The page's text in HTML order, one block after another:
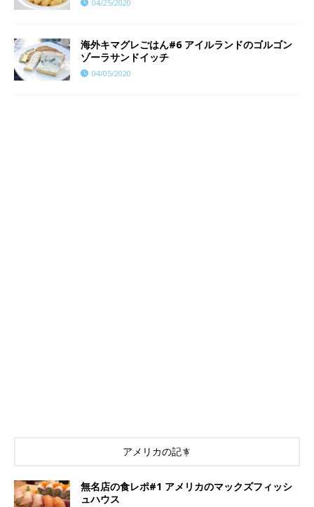
04/25/2020
海外キマグレごはん#6 アイルランドのゴルゴン
ゾーラサンドイッチ
04/05/2020
アメリカの記事
無名店の食レポ#1 アメリカのマックズフィッシ
ュハウス